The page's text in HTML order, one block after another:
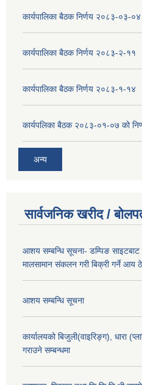
कार्यपालिका बैठक निर्णय २०८३-०३-०४
कार्यपालिका बैठक निर्णय २०८३-२-११
कार्यपालिका बैठक निर्णय २०८३-१-१४
कार्यपलिका बैठक २०८३-०१-०७ को
अन्य
सार्वजनिक खरीद /
आशय सम्बन्धि सूचना- डम्पिङ साइटबाट
मालसामान संकलन गरी बिक्री गर्ने आय
आशय सम्बन्धि सूचना
कार्यालयको बिजुली(वाइरिङ्ग), धारा
गराउने सम्बन्धमा